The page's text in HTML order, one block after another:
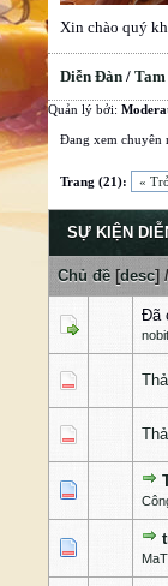
Xin chào quý
Diễn Đàn /
Quản lý bởi:
Đang xem chuyên
Trang (21): «
SỰ KIỆN
Chủ đề [desc] /
Đã
0 Bỏ
0 Bỏ
0 Bỏ
0 Bỏ